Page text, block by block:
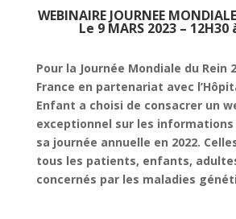
WEBINAIRE JOURNEE
Le 9 MARS 2023 – 12H30
Pour la Journée Mondiale du Rein
France en partenariat avec
Enfant a choisi de consacrer un
exceptionnel sur les informations
sa journée annuelle en 2022.
tous les patients, enfants,
concernés par les maladies